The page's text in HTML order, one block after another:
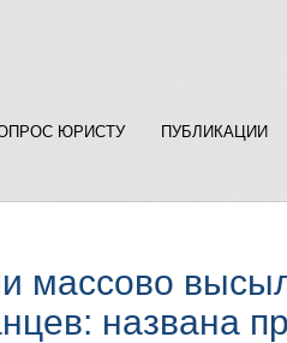
ЮРИСТУ ПУБЛИКАЦИИ
массово
названа